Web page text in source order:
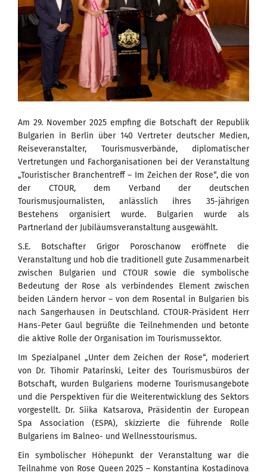
Am 29. November 2025 empfing die Botschaft der Republik
Bulgarien in Berlin über 140 Vertreter deutscher Medien,
Reiseveranstalter, Tourismusverbände, diplomatischer
Vertretungen und Fachorganisationen bei der Veranstaltung
„Touristischer Branchentreff – Im Zeichen der Rose“, die von
der CTOUR, dem Verband der deutschen
Tourismusjournalisten, anlässlich ihres 35-jährigen
Bestehens organisiert wurde. Bulgarien wurde als
Partnerland der Jubiläumsveranstaltung ausgewählt.
S.E. Botschafter Grigor Poroschanow eröffnete die
Veranstaltung und hob die traditionell gute Zusammenarbeit
zwischen Bulgarien und CTOUR sowie die symbolische
Bedeutung der Rose als verbindendes Element zwischen
beiden Ländern hervor – von dem Rosental in Bulgarien bis
nach Sangerhausen in Deutschland. CTOUR-Präsident Herr
Hans-Peter Gaul begrüßte die Teilnehmenden und betonte
die aktive Rolle der Organisation im Tourismussektor.
Im Spezialpanel „Unter dem Zeichen der Rose“, moderiert
von Dr. Tihomir Patarinski, Leiter des Tourismusbüros der
Botschaft, wurden Bulgariens moderne Tourismusangebote
und die Perspektiven für die Weiterentwicklung des Sektors
vorgestellt. Dr. Siika Katsarova, Präsidentin der European
Spa Association (ESPA), skizzierte die führende Rolle
Bulgariens im Balneo- und Wellnesstourismus.
Ein symbolischer Höhepunkt der Veranstaltung war die
Teilnahme von Rose Queen 2025 – Konstantina Kostadinova